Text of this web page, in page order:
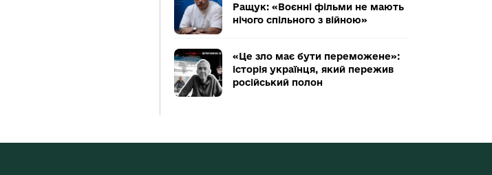
Ращук: «Воєнні фільми не мають
нічого спільного з війною»
«Це зло має бути переможене»:
історія українця, який пережив
російський полон